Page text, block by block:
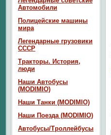
Автомобили
Полицейские машины
мира
Легендарные грузовики
СССР
Тракторы. История,
люди
Наши Автобусы
(MODIMIO)
Наши Танки (MODIMIO)
Наши Поезда (MODIMIO)
Автобусы/Троллейбусы